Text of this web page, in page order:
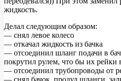
рулевой
BMW
e39
525i
(2015-
2016
жидкость.
Делал следующим образом:
— снял левое колесо
— откачал жидкость из бачка
— отсоединил шланг подачи в
покрутил рулем, что бы их рейки
— отсоединил трубопроводы от
— снял бачок, продул шланги,